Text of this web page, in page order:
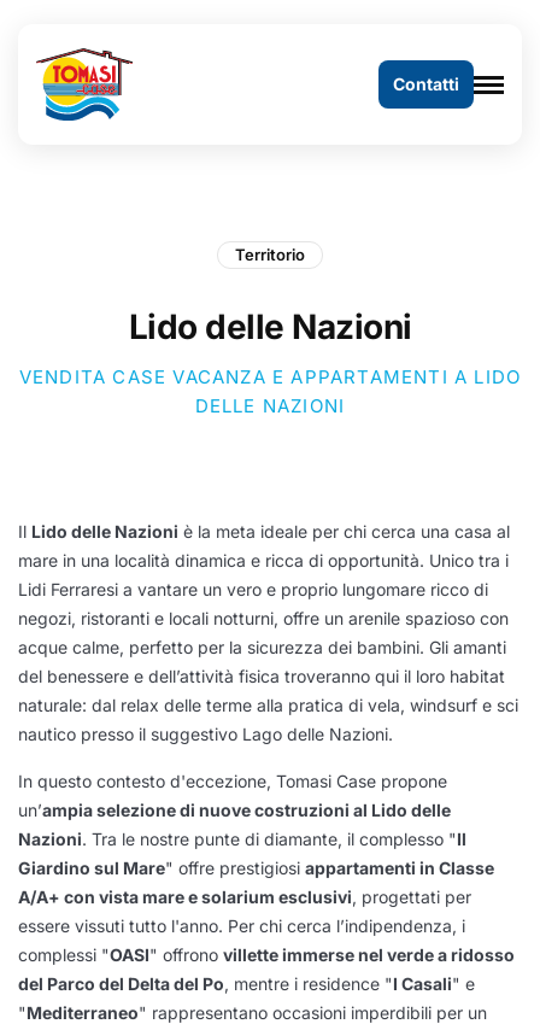
Contatti
Territorio
Lido delle Nazioni
VENDITA CASE VACANZA E APPARTAMENTI A LIDO
DELLE NAZIONI
Il Lido delle Nazioni è la meta ideale per chi cerca una casa al
mare in una località dinamica e ricca di opportunità. Unico tra i
Lidi Ferraresi a vantare un vero e proprio lungomare ricco di
negozi, ristoranti e locali notturni, offre un arenile spazioso con
acque calme, perfetto per la sicurezza dei bambini. Gli amanti
del benessere e dell’attività fisica troveranno qui il loro habitat
naturale: dal relax delle terme alla pratica di vela, windsurf e sci
nautico presso il suggestivo Lago delle Nazioni.
In questo contesto d'eccezione, Tomasi Case propone
un’ampia selezione di nuove costruzioni al Lido delle
Nazioni. Tra le nostre punte di diamante, il complesso "Il
Giardino sul Mare" offre prestigiosi appartamenti in Classe
A/A+ con vista mare e solarium esclusivi, progettati per
essere vissuti tutto l'anno. Per chi cerca l’indipendenza, i
complessi "OASI" offrono villette immerse nel verde a ridosso
del Parco del Delta del Po, mentre i residence "I Casali" e
"Mediterraneo" rappresentano occasioni imperdibili per un